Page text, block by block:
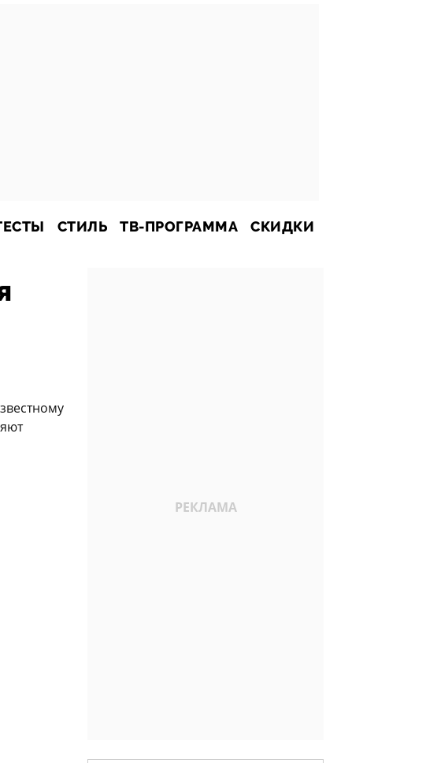
СТИЛЬ ТВ-ПРОГРАММА СКИДКИ